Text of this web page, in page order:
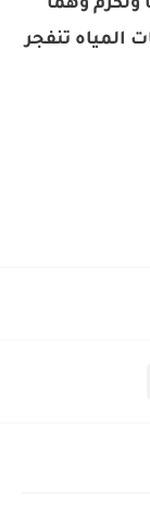
ولكرم وهما
المياه تنفجر